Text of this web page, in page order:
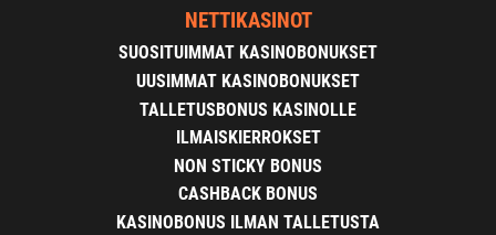
NETTIKASINOT
SUOSITUIMMAT KASINOBONUKSET
UUSIMMAT KASINOBONUKSET
TALLETUSBONUS KASINOLLE
ILMAISKIERROKSET
NON STICKY BONUS
CASHBACK BONUS
KASINOBONUS ILMAN TALLETUSTA